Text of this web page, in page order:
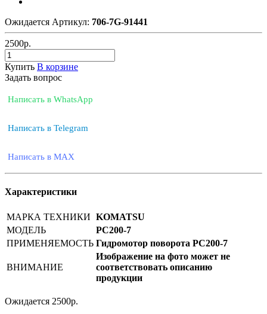
Ожидается Артикул: 706-7G-91441
2500р.
Купить В корзине
Задать вопрос
Написать в WhatsApp
Написать в Telegram
Написать в MAX
Характеристики
МАРКА ТЕХНИКИ KOMATSU
МОДЕЛЬ
PC200-7
ПРИМЕНЯЕМОСТЬ Гидромотор поворота PC200-7
ВНИМАНИЕ
Изображение на фото может не
соответствовать описанию
продукции
Ожидается 2500р.